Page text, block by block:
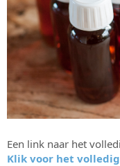
Een link naar het
Klik voor het